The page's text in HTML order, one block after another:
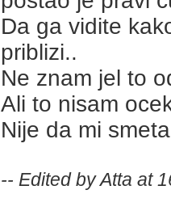
Da ga vidite
priblizi..
Ne znam jel to
Ali to nisam
Nije da mi
-- Edited by Atta at